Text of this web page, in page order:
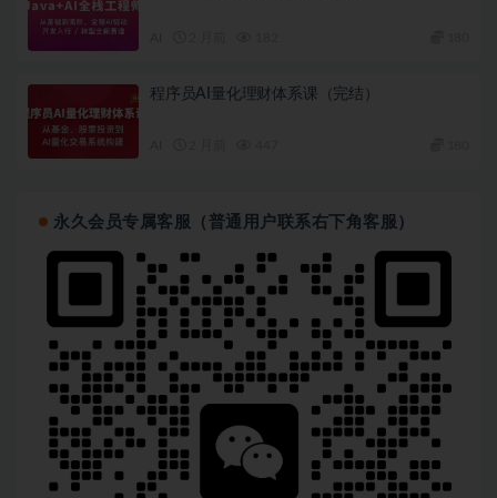
程序员AI量化理财体系课（完结）
永久会员专属客服（普通用户联系右下角客服）